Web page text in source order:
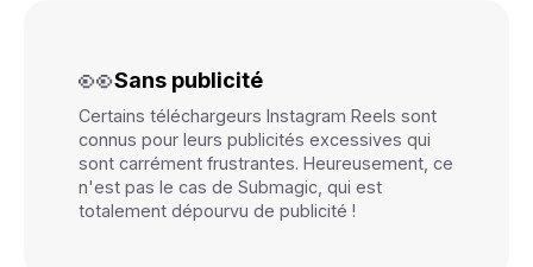
👀Sans publicité
Certains téléchargeurs Instagram Reels sont
connus pour leurs publicités excessives qui
sont carrément frustrantes. Heureusement, ce
n'est pas le cas de Submagic, qui est
totalement dépourvu de publicité !